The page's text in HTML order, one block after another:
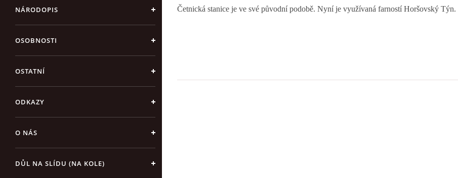
NÁRODOPIS
OSOBNOSTI
OSTATNÍ
ODKAZY
O NÁS
DŮL NA SLÍDU (NA KOLE)
Četnická stanice je ve své původní podobě. Nyní je využívaná farností Horšovský Týn.